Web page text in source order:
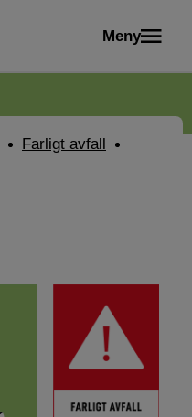
Meny
Farligt avfall